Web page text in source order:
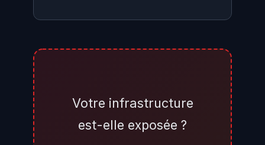
Advanced». Si IKEv1 est activé —
votre configuration est exposée.
Votre infrastructure
est-elle exposée ?